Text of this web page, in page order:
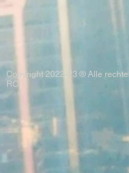
Copyright 2022-23 ® Alle
RC.